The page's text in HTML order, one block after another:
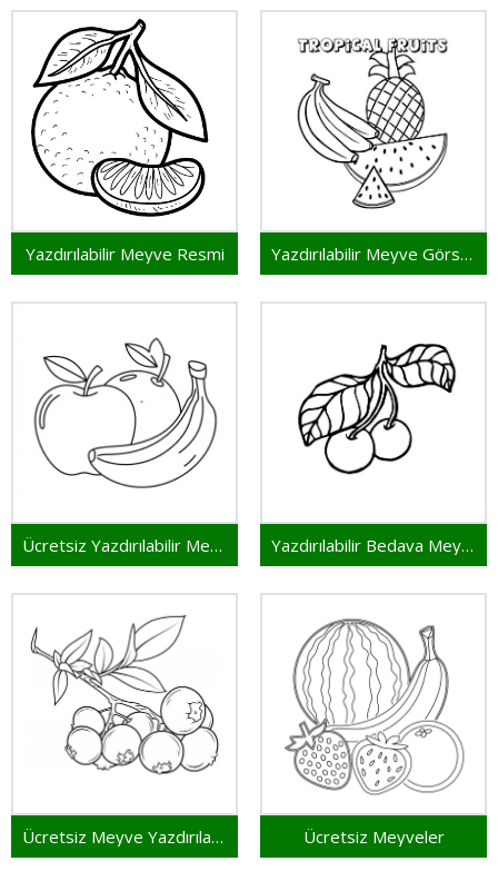
Yazdırılabilir Meyve Resmi Yazdırılabilir Meyve Görseli
Ücretsiz Yazdırılabilir Meyveler Yazdırılabilir Bedava Meyveler
Ücretsiz Meyve Yazdırılabilir Ücretsiz Meyveler